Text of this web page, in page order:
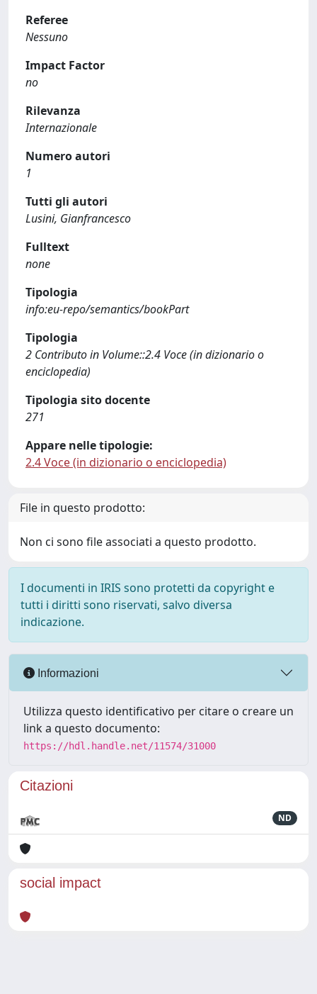
Referee
Nessuno
Impact Factor
no
Rilevanza
Internazionale
Numero autori
1
Tutti gli autori
Lusini, Gianfrancesco
Fulltext
none
Tipologia
info:eu-repo/semantics/bookPart
Tipologia
2 Contributo in Volume::2.4 Voce (in dizionario o
enciclopedia)
Tipologia sito docente
271
Appare nelle tipologie:
2.4 Voce (in dizionario o enciclopedia)
File in questo prodotto:
Non ci sono file associati a questo prodotto.
I documenti in IRIS sono protetti da copyright e
tutti i diritti sono riservati, salvo diversa
indicazione.
Informazioni
Utilizza questo identificativo per citare o creare un
link a questo documento:
https://hdl.handle.net/11574/31000
Citazioni
ND
social impact